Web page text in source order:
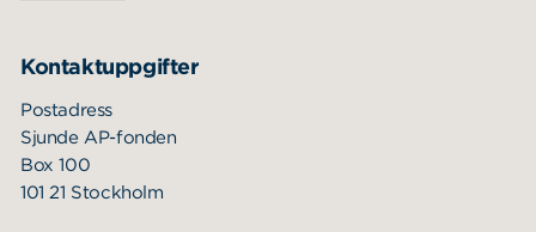
Kontaktuppgifter
Postadress
Sjunde AP-fonden
Box 100
101 21 Stockholm